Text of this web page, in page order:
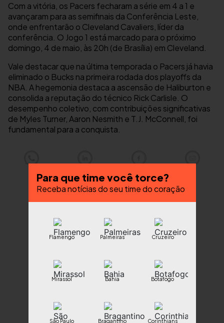
Com a vitória, os Pacers fecharam a série em 4 a 1 e
avançaram para as semifinais da Conferência Leste,
onde enfrentarão o Cleveland Cavaliers, líder da
conferência. O Jogo 1 está marcado para o próximo
domingo, 4 de maio, às 20h (de Brasília) em Cleveland.
Vale destacar que na última temporada o Pacers já havia
eliminado o Bucks na primeira rodada dos playoffs da
NBA. A hegemonia destaca a ascensão de Haliburton e
consolida a reputação do técnico Rick Carlisle. O
desempenho coletivo, com contribuições significativas
de Myles Turner, Aaron Nesmith e T.J. McConnell, foi
fundamental para a conquista.
Para que time você torce?
Receba notícias do seu time do coração
Flamengo Palmeiras Cruzeiro
Mirassol Bahia Botafogo
São Paulo Bragantino Corinthians